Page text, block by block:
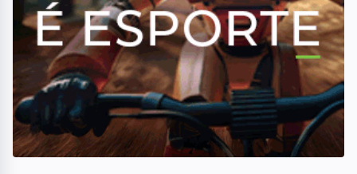
GERAL
ONG do Vale do Paraíba
lança cartilha para reduzir
abandono escolar causado